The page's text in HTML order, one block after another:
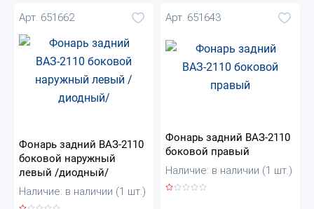
Арт. 651662
Фонарь задний ВАЗ-2110
боковой наружный
левый /диодный/
Наличие: в наличии (1 шт.)
Арт. 651643
Фонарь задний ВАЗ-2110
боковой правый
Наличие: в наличии (1 шт.)